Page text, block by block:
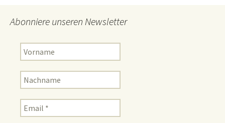
Abonniere unseren Newsletter